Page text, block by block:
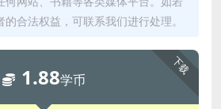
合法权益，可联系我们进行处理。
下载
1.88学币